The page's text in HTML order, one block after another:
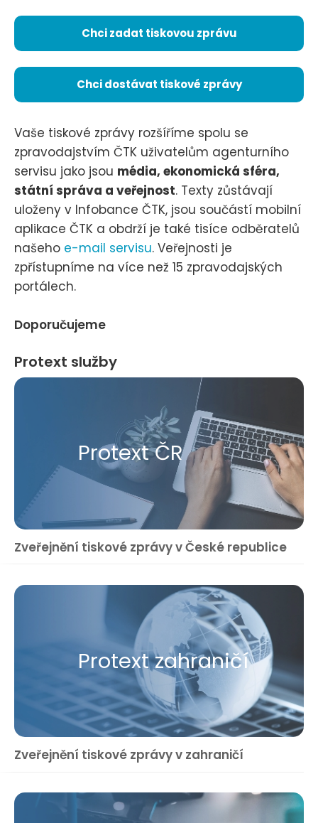
Chci zadat tiskovou zprávu
Chci dostávat tiskové zprávy
Vaše tiskové zprávy rozšíříme spolu se
zpravodajstvím ČTK uživatelům agenturního
servisu jako jsou média, ekonomická sféra,
státní správa a veřejnost. Texty zůstávají
uloženy v Infobance ČTK, jsou součástí mobilní
aplikace ČTK a obdrží je také tisíce odběratelů
našeho e-mail servisu. Veřejnosti je
zpřístupníme na více než 15 zpravodajských
portálech.
Doporučujeme
Protext služby
Protext ČR
Zveřejnění tiskové zprávy v České republice
Protext zahraničí
Zveřejnění tiskové zprávy v zahraničí